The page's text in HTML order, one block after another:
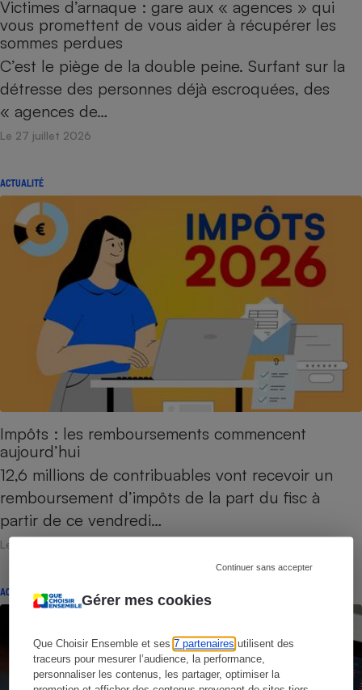
Gérer mes cookies
Que Choisir Ensemble et ses7 partenaires utilisent des
traceurs pour mesurer l’audience, la performance,
personnaliser les contenus, les partager, optimiser la
Continuer sans accepter
Victimes d’arnaque : gare aux « agences » qui
vous promettent de vous aider à récupérer les
sommes perdues
C’est le piège de la double peine. Surfant sur la
détresse des personnes déjà escroquées, des
« agences de…
Le 27 juillet 2026
ACTUALITÉ
Impôts : les remboursements commencent
aujourd’hui
12,6 millions de contribuables vont recevoir un
remboursement d’impôts de la part du fisc à
partir de ce vendredi…
Le 24 juillet 2026
ACTUALITÉ